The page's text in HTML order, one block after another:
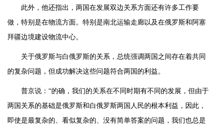
此外，他还指出，两国在发展双边关系方面还有许多工作要
做，特别是在物流方面。特别是南北运输走廊以及在俄罗斯和阿塞
拜疆边境建设物流中心。
关于俄罗斯与白俄罗斯的关系，总统强调两国之间存在着共同
的复杂问题，但成功解决这些问题符合两国的利益。
普京说：“的确，我们的关系在不同时期有不同的发展，但由于
两国关系的基础是俄罗斯和白俄罗斯两国人民的根本利益，因此，
即使是最复杂的、看似复杂的、没有简单答案的问题，我们也总是